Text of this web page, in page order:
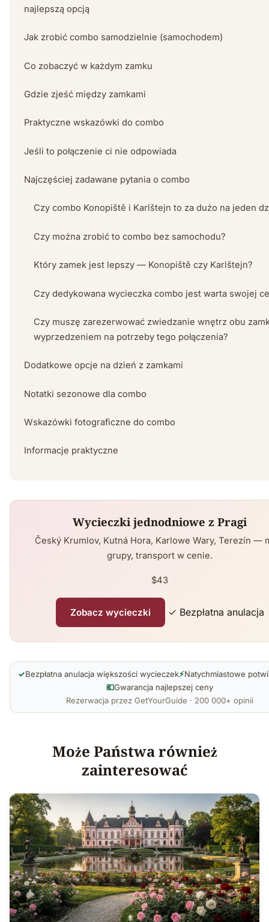
najlepszą opcją
Jak zrobić combo samodzielnie (samochodem)
Co zobaczyć w każdym zamku
Gdzie zjeść między zamkami
Praktyczne wskazówki do combo
Jeśli to połączenie ci nie odpowiada
Najczęściej zadawane pytania o combo
Czy combo Konopiště i Karlštejn to za dużo na jeden
Czy można zrobić to combo bez samochodu?
Który zamek jest lepszy — Konopiště czy Karlštejn?
Czy dedykowana wycieczka combo jest warta swojej
Czy muszę zarezerwować zwiedzanie wnętrz obu
wyprzedzeniem na potrzeby tego połączenia?
Dodatkowe opcje na dzień z zamkami
Notatki sezonowe dla combo
Wskazówki fotograficzne do combo
Informacje praktyczne
Wycieczki jednodniowe z Pragi
Český Krumlov, Kutná Hora, Karlowe Wary, Terezín —
grupy, transport w cenie.
$43
Zobacz wycieczki ✓ Bezpłatna anulacja
✓Bezpłatna anulacja większości wycieczek⚡Natychmiastowe
💶Gwarancja najlepszej ceny
Rezerwacja przez GetYourGuide · 200 000+ opinii
Może Państwa również
zainteresować